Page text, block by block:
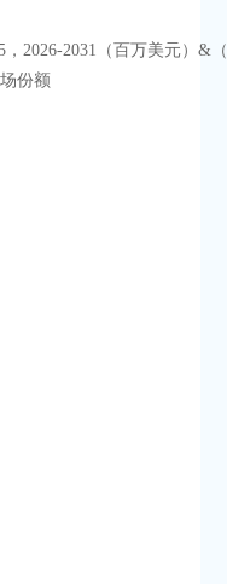
2026-2031（百万美元）&
份额